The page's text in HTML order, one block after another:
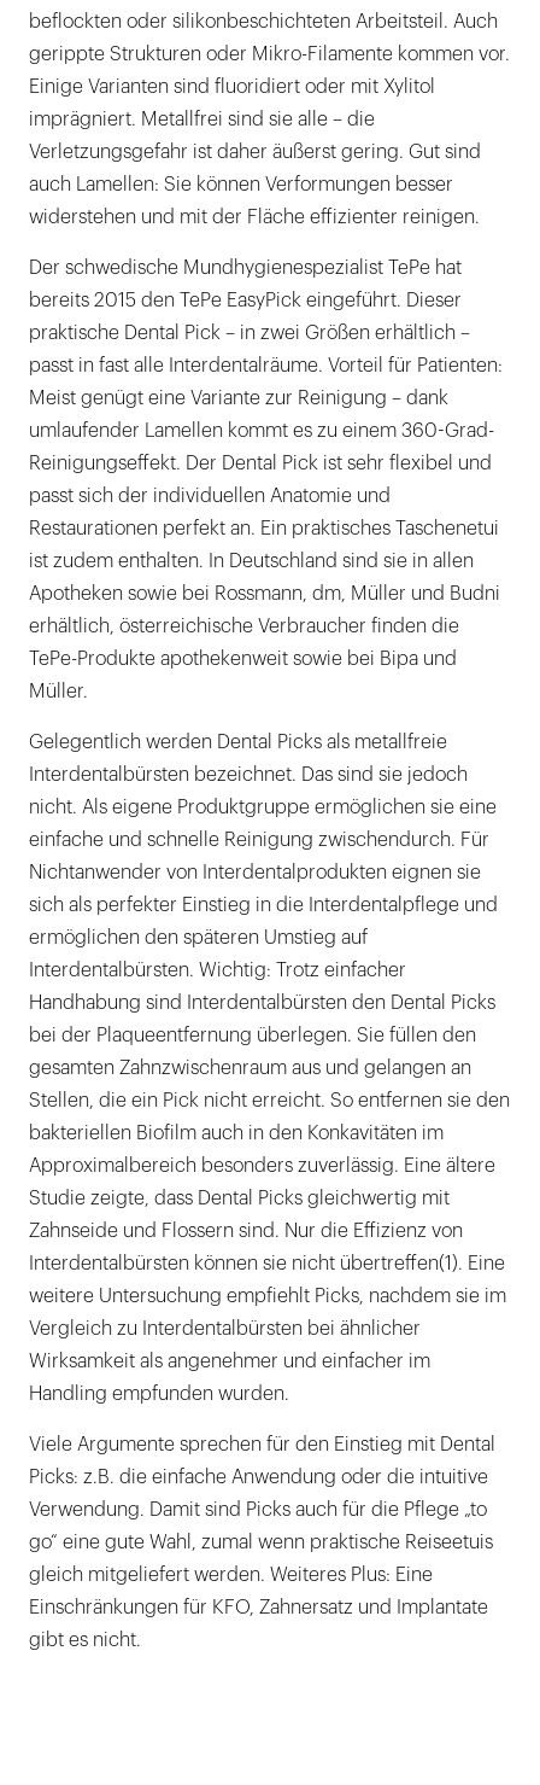
beflockten oder silikonbeschichteten Arbeitsteil. Auch
gerippte Strukturen oder Mikro-Filamente kommen vor.
Einige Varianten sind fluoridiert oder mit Xylitol
imprägniert. Metallfrei sind sie alle – die
Verletzungsgefahr ist daher äußerst gering. Gut sind
auch Lamellen: Sie können Verformungen besser
widerstehen und mit der Fläche effizienter reinigen.
Der schwedische Mundhygienespezialist TePe hat
bereits 2015 den TePe EasyPick eingeführt. Dieser
praktische Dental Pick – in zwei Größen erhältlich –
passt in fast alle Interdentalräume. Vorteil für Patienten:
Meist genügt eine Variante zur Reinigung – dank
umlaufender Lamellen kommt es zu einem 360-Grad-
Reinigungseffekt. Der Dental Pick ist sehr flexibel und
passt sich der individuellen Anatomie und
Restaurationen perfekt an. Ein praktisches Taschenetui
ist zudem enthalten. In Deutschland sind sie in allen
Apotheken sowie bei Rossmann, dm, Müller und Budni
erhältlich, österreichische Verbraucher finden die
TePe-Produkte apothekenweit sowie bei Bipa und
Müller.
Gelegentlich werden Dental Picks als metallfreie
Interdentalbürsten bezeichnet. Das sind sie jedoch
nicht. Als eigene Produktgruppe ermöglichen sie eine
einfache und schnelle Reinigung zwischendurch. Für
Nichtanwender von Interdentalprodukten eignen sie
sich als perfekter Einstieg in die Interdentalpflege und
ermöglichen den späteren Umstieg auf
Interdentalbürsten. Wichtig: Trotz einfacher
Handhabung sind Interdentalbürsten den Dental Picks
bei der Plaqueentfernung überlegen. Sie füllen den
gesamten Zahnzwischenraum aus und gelangen an
Stellen, die ein Pick nicht erreicht. So entfernen sie den
bakteriellen Biofilm auch in den Konkavitäten im
Approximalbereich besonders zuverlässig. Eine ältere
Studie zeigte, dass Dental Picks gleichwertig mit
Zahnseide und Flossern sind. Nur die Effizienz von
Interdentalbürsten können sie nicht übertreffen(1). Eine
weitere Untersuchung empfiehlt Picks, nachdem sie im
Vergleich zu Interdentalbürsten bei ähnlicher
Wirksamkeit als angenehmer und einfacher im
Handling empfunden wurden.
Viele Argumente sprechen für den Einstieg mit Dental
Picks: z.B. die einfache Anwendung oder die intuitive
Verwendung. Damit sind Picks auch für die Pflege „to
go“ eine gute Wahl, zumal wenn praktische Reiseetuis
gleich mitgeliefert werden. Weiteres Plus: Eine
Einschränkungen für KFO, Zahnersatz und Implantate
gibt es nicht.